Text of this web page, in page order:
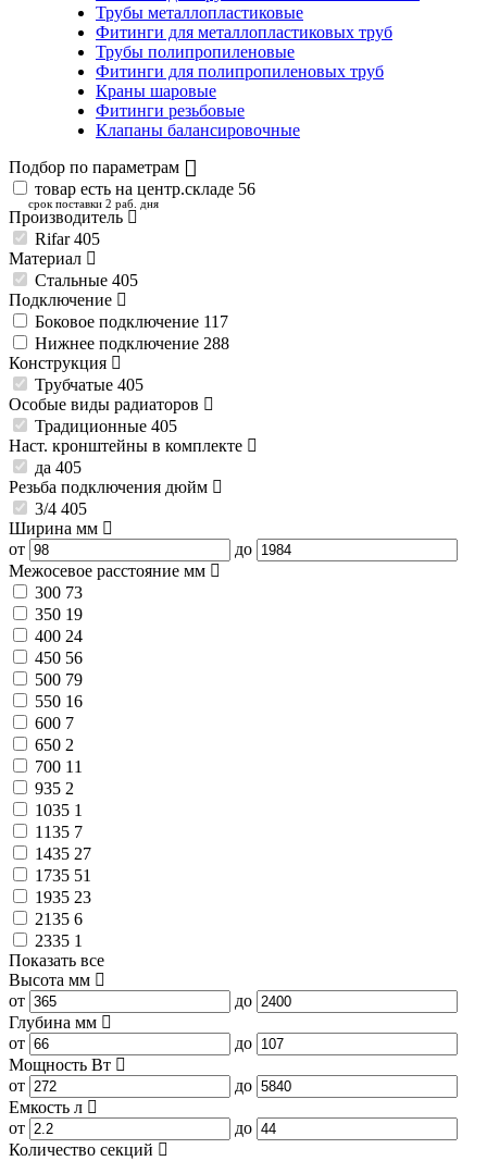
Трубы металлопластиковые
Фитинги для металлопластиковых труб
Трубы полипропиленовые
Фитинги для полипропиленовых труб
Краны шаровые
Фитинги резьбовые
Клапаны балансировочные
Подбор по параметрам
товар есть на центр.складе 56
срок поставки 2 раб. дня
Производитель
Rifar405
Материал
Стальные 405
Подключение
Боковое подключение 117
Нижнее подключение 288
Конструкция
Трубчатые 405
Особые виды радиаторов
Традиционные 405
Наст. кронштейны в комплекте
да 405
Резьба подключения дюйм
3/4 405
Ширина мм
от
до
Межосевое расстояние мм
300 73
350 19
400 24
450 56
500 79
550 16
600 7
650 2
700 11
935 2
1035 1
1135 7
1435 27
1735 51
1935 23
2135 6
2335 1
Показать все
Высота мм
от
до
Глубина мм
от
до
Мощность Вт
от
до
Емкость л
от
до
Количество секций